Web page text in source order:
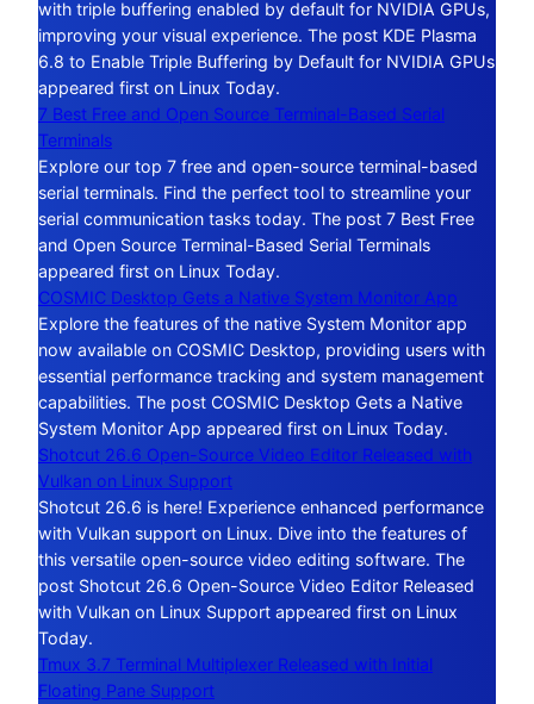
with triple buffering enabled by default for NVIDIA GPUs,
improving your visual experience. The post KDE Plasma
6.8 to Enable Triple Buffering by Default for NVIDIA GPUs
appeared first on Linux Today.
7 Best Free and Open Source Terminal-Based Serial
Terminals
Explore our top 7 free and open-source terminal-based
serial terminals. Find the perfect tool to streamline your
serial communication tasks today. The post 7 Best Free
and Open Source Terminal-Based Serial Terminals
appeared first on Linux Today.
COSMIC Desktop Gets a Native System Monitor App
Explore the features of the native System Monitor app
now available on COSMIC Desktop, providing users with
essential performance tracking and system management
capabilities. The post COSMIC Desktop Gets a Native
System Monitor App appeared first on Linux Today.
Shotcut 26.6 Open-Source Video Editor Released with
Vulkan on Linux Support
Shotcut 26.6 is here! Experience enhanced performance
with Vulkan support on Linux. Dive into the features of
this versatile open-source video editing software. The
post Shotcut 26.6 Open-Source Video Editor Released
with Vulkan on Linux Support appeared first on Linux
Today.
Tmux 3.7 Terminal Multiplexer Released with Initial
Floating Pane Support